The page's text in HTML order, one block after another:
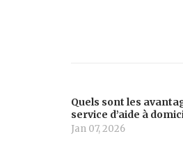
Quels sont les
service d’aide à
Jan 07, 2026